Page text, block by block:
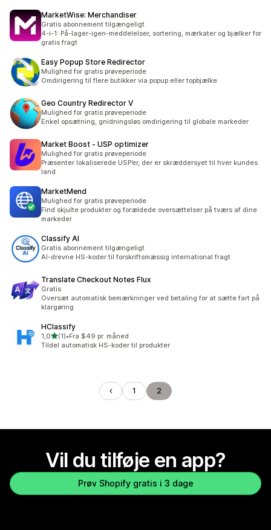
MarketWise: Merchandiser
Gratis abonnement tilgængeligt
4-i-1: På-lager-igen-meddelelser, sortering, mærkater og bjælker for
gratis fragt
Easy Popup Store Redirector
Mulighed for gratis prøveperiode
Omdirigering til flere butikker via popup eller topbjælke
Geo Country Redirector V
Mulighed for gratis prøveperiode
Enkel opsætning, gnidningsløs omdirigering til globale markeder
Market Boost ‑ USP optimizer
Mulighed for gratis prøveperiode
Præsenter lokaliserede USP’er, der er skræddersyet til hver kundes
land
MarketMend
Mulighed for gratis prøveperiode
Find skjulte produkter og forældede oversættelser på tværs af dine
markeder
Classify AI
Gratis abonnement tilgængeligt
AI-drevne HS-koder til forskriftsmæssig international fragt
Translate Checkout Notes Flux
Gratis
Oversæt automatisk bemærkninger ved betaling for at sætte fart på
klargøring
HClassify
1,0ud af 5 stjerner
(1)
1 anmeldelser i alt
•Fra $49 pr. måned
Tildel automatisk HS-koder til produkter
1 2
Vil du tilføje en app?
Prøv Shopify gratis i 3 dage